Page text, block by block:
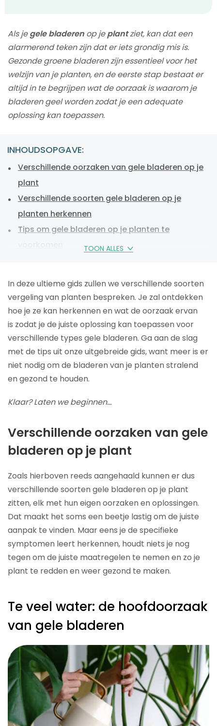
Als jegele bladeren op jeplantziet, kan dat een
alarmerend teken zijn dat er iets grondig mis is.
Gezonde groene bladeren zijn essentieel voor het
welzijn van je planten, en de eerste stap bestaat er
altijd in te begrijpen wat de oorzaak is waarom je
bladeren geel worden zodat je een adequate
oplossing kan toepassen.
INHOUDSOPGAVE:
TOON ALLES
Verschillende oorzaken van gele bladeren op je
plant
Verschillende soorten gele bladeren op je
planten herkennen
Tips om gele bladeren op je planten te
In deze ultieme gids zullen we verschillende soorten
vergeling van planten bespreken. Je zal ontdekken
hoe je ze kan herkennen en wat de oorzaak ervan
is zodat je de juiste oplossing kan toepassen voor
verschillende types gele bladeren. Ga aan de slag
met de tips uit onze uitgebreide gids, want meer is er
niet nodig om de bladeren van je planten stralend
en gezond te houden.
Klaar? Laten we beginnen…
Verschillende oorzaken van gele
bladeren op je plant
Zoals hierboven reeds aangehaald kunnen er dus
verschillende soorten gele bladeren op je plant
zitten, elk met hun eigen oorzaken en oplossingen.
Dat maakt het soms een beetje lastig om de juiste
aanpak te vinden. Maar eens je de specifieke
symptomen leert herkennen, houdt niets je nog
tegen om de juiste maatregelen te nemen en zo je
plant te redden en weer gezond te maken.
Te veel water: de hoofdoorzaak
van gele bladeren